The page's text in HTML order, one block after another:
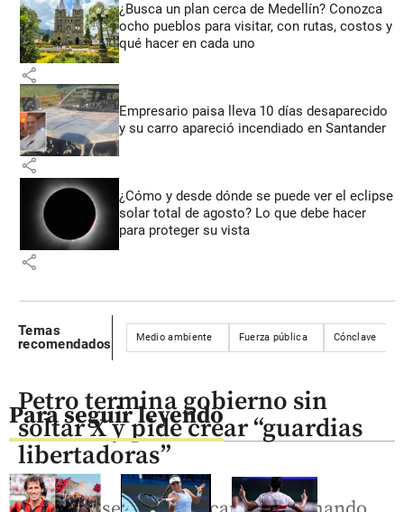
¿Busca un plan cerca de Medellín? Conozca
ocho pueblos para visitar, con rutas, costos y
qué hacer en cada uno
share
Empresario paisa lleva 10 días desaparecido
y su carro apareció incendiado en Santander
share
¿Cómo y desde dónde se puede ver el eclipse
solar total de agosto? Lo que debe hacer
para proteger su vista
share
Temas
recomendados
Medio ambiente Fuerza pública Cónclave
Para seguir leyendo
Petro termina gobierno sin
soltar X y pide crear “guardias
libertadoras”